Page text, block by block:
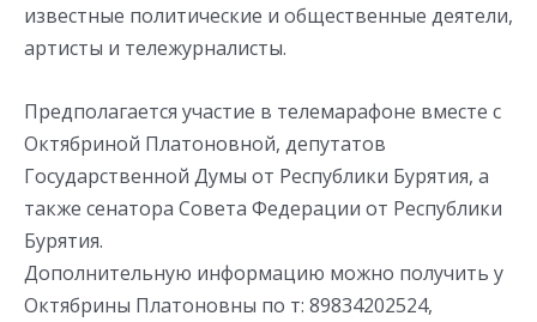
известные политические и общественные деятели,
артисты и тележурналисты.
Предполагается участие в телемарафоне вместе с
Октябриной Платоновной, депутатов
Государственной Думы от Республики Бурятия, а
также сенатора Совета Федерации от Республики
Бурятия.
Дополнительную информацию можно получить у
Октябрины Платоновны по т: 89834202524,